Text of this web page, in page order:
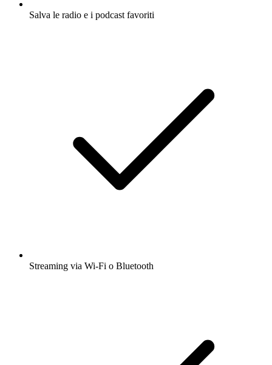
Salva le radio e i podcast favoriti
Streaming via Wi-Fi o Bluetooth